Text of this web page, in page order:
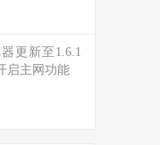
更新至1.6.1
启主网功能